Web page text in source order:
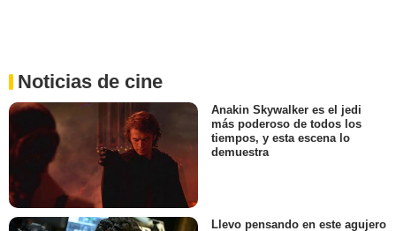
Noticias de cine
Anakin Skywalker es el jedi
más poderoso de todos los
tiempos, y esta escena lo
demuestra
Llevo pensando en este agujero